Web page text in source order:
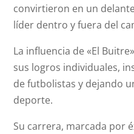
convirtieron en un
líder dentro y fuera del
La influencia de «El
sus logros individuales,
de futbolistas y dejando
deporte.
Su carrera, marcada por